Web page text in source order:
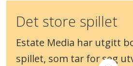
Det store spillet
Estate Media har utgitt
spillet, som tar for seg